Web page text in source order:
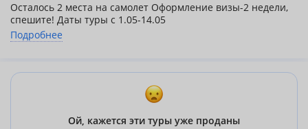
Осталось 2 места на самолет Оформление визы-2 недели,
спешите! Даты туры с 1.05-14.05
Отличный тур в Европу на майские праздники, вылет из Астаны
ДАТЫ01.05-14.05
«Austrian airlines»
групповой трансфер аэропорт – отель – аэропорт
Подробнее
Ой, кажется эти туры уже проданы